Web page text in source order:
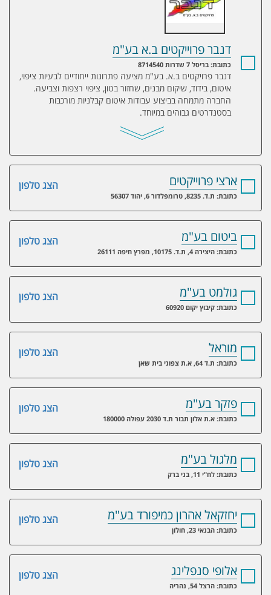
דנבר פרוייקטים ב.א בע"מ
כתובת: בריסל 7 שדרות 8714540
דנבר פרויקטים ב.א. בע"מ מציעה פתרונות ייחודיים לבעיות ציפוי,
איטום, בידוד, שיקום מבנים, שחזור בטון, ציפוי רצפות וצביעה.
החברה מתמחה בביצוע עבודות איטום קבלניות מורכבות
בסטנדרטים גבוהים במיוחד.
הצג טלפון ארצי פרוייקטים
כתובת: ת.ד. 8235, טרומפלדור 6, יהוד 56307
הצג טלפון ביטום בע"מ
כתובת: היצירה 4, ת.ד. 10175, מפרץ חיפה 26111
הצג טלפון גולמט בע"מ
כתובת: קיבוץ יקום 60920
הצג טלפון מוראל
כתובת: ת.ד 64, א.ת צפוני בית שאן
הצג טלפון פזקר בע"מ
כתובת: א.ת אלון תבור ת.ד 2030 עפולה 180000
הצג טלפון מלגול בע"מ
כתובת: לח"י 11, בני ברק
הצג טלפון יחזקאל אהרון כמיפורד בע"מ
כתובת: הבנאי 23, חולון
הצג טלפון אלופי סנפלינג
כתובת: הרצל 54, נהריה